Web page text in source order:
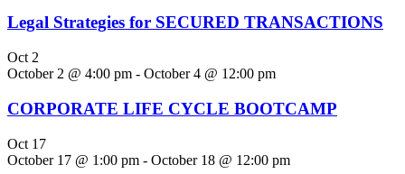
Legal Strategies for SECURED TRANSACTIONS
Oct 2
October 2 @ 4:00 pm - October 4 @ 12:00 pm
CORPORATE LIFE CYCLE BOOTCAMP
Oct 17
October 17 @ 1:00 pm - October 18 @ 12:00 pm